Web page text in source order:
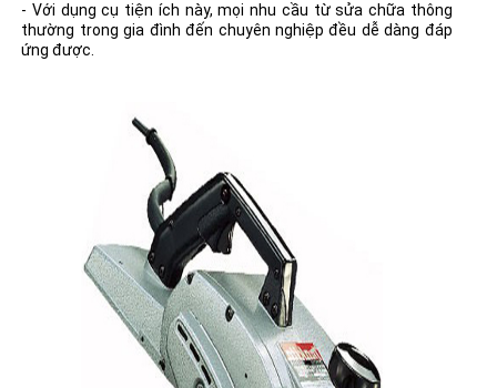
- Với dụng cụ tiện ích này, mọi nhu cầu từ sửa chữa thông
thường trong gia đình đến chuyên nghiệp đều dễ dàng đáp
ứng được.